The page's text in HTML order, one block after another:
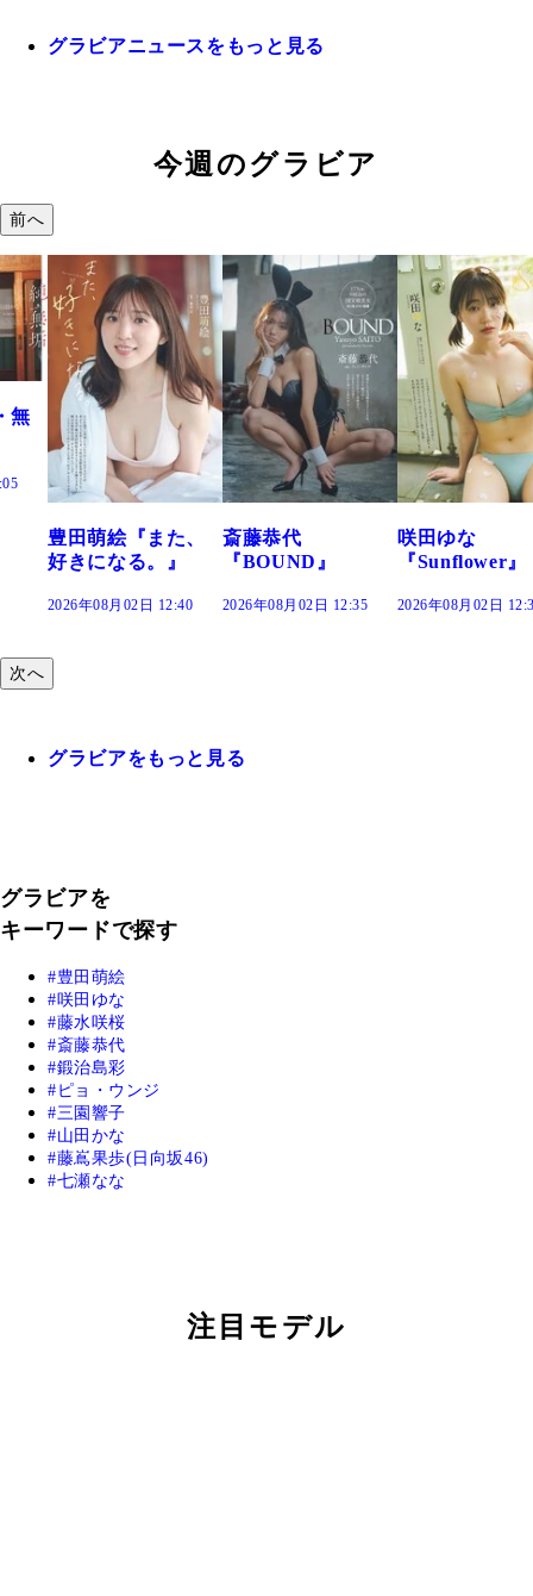
グラビアニュースをもっと見る
今週のグラビア
前へ
豊田萌絵『また、
好きになる。』
2026年08月02日 12:40
斎藤恭代
『BOUND』
2026年08月02日 12:35
咲田ゆな
『Sunflower』
2026年08月02日
無
次へ
グラビアをもっと見る
グラビアを
キーワードで探す
豊田萌絵
咲田ゆな
藤水咲桜
斎藤恭代
鍛治島彩
ピョ・ウンジ
三園響子
山田かな
藤嶌果歩(日向坂46)
七瀬なな
注目モデル